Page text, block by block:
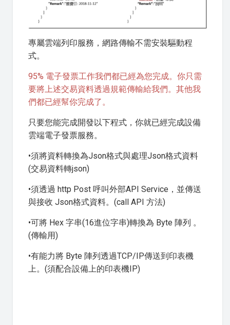
專屬雲端列印服務，網路傳輸不需安裝驅動程
式。
95% 電子發票工作我們都已經為您完成。你只需
要將上述交易資料透過規範傳輸給我們。其他我
們都已經幫你完成了。
只要您能完成開發以下程式，你就已經完成設備
雲端電子發票服務。
•須將資料轉換為Json格式與處理Json格式資料
(交易資料轉json)
•須透過 http Post 呼叫外部API Service，並傳送
與接收 Json格式資料。(call API 方法)
•可將 Hex 字串(16進位字串)轉換為 Byte 陣列 。
(傳輸用)
•有能力將 Byte 陣列透過TCP/IP傳送到印表機
上。(須配合設備上的印表機IP)